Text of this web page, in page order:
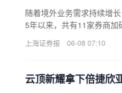
随着境外业务需求持续增
5年以来，共有11家券商
上海证券报 06-08 07:10
云顶新耀拿下倍捷欣